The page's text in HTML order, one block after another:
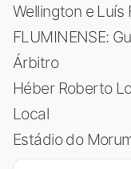
Wellington e Luís
FLUMINENSE:
Árbitro
Héber Roberto
Local
Estádio do